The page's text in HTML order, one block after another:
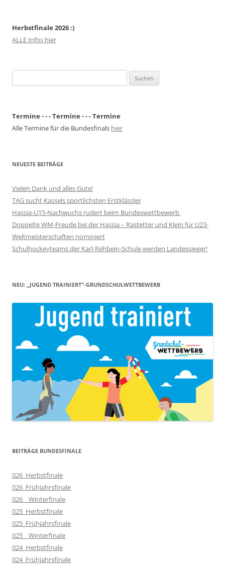
Herbstfinale 2026 :)
ALLE Infos hier
nach:
Termine - - - Termine - - - Termine
Alle Termine für die Bundesfinals hier
NEUESTE BEITRÄGE
Vielen Dank und alles Gute!
TAG sucht Kassels sportlichsten Erstklässler
Hassia-U15-Nachwuchs rudert beim Bundeswettbewerb
Doppelte WM-Freude bei der Hassia – Rastetter und Klein für U23-
Weltmeisterschaften nominiert
Schulhockeyteams der Karl-Rehbein-Schule werden Landessieger!
NEU: „JUGEND TRAINIERT“-GRUNDSCHULWETTBEWERB
BEITRÄGE BUNDESFINALE
026_Herbstfinale
026_Frühjahrsfinale
026__Winterfinale
025_Herbstfinale
025_Frühjahrsfinale
025__Winterfinale
024_Herbstfinale
024_Frühjahrsfinale